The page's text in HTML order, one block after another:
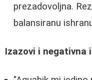
prezadovoljna.
balansiranu
Izazovi i negativna